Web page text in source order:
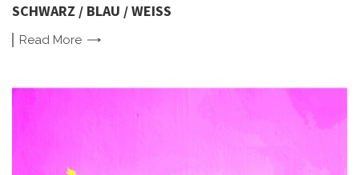
SCHWARZ / BLAU / WEISS
Read More